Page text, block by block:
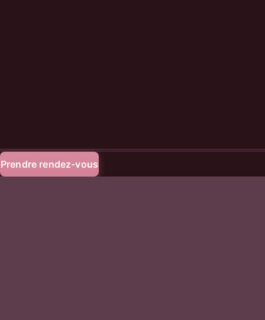
HACKSESSIBLE.
Du risque à la preuve.
Prendre rendez-vous